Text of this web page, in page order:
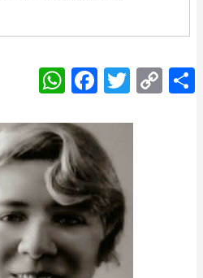
W
h
at
s
A
p
p
F
a
c
e
b
o
o
k
T
w
itt
C
o